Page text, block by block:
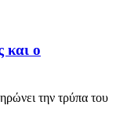
και ο